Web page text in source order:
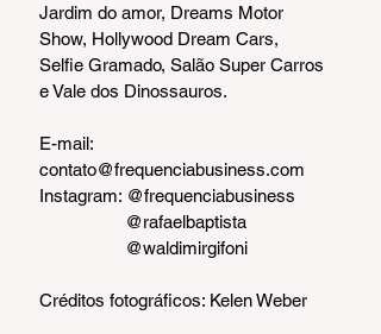
Jardim do amor, Dreams Motor
Show, Hollywood Dream Cars,
Selfie Gramado, Salão Super Carros
e Vale dos Dinossauros.
E-mail:
contato@frequenciabusiness.com
Instagram: @frequenciabusiness
                  @rafaelbaptista
                  @waldimirgifoni
Créditos fotográficos: Kelen Weber